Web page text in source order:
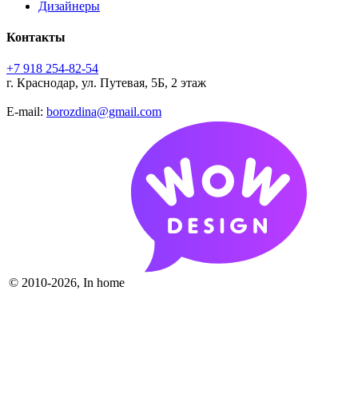
Дизайнеры
Контакты
+7 918 254-82-54
г. Краснодар, ул. Путевая, 5Б, 2 этаж
E-mail: borozdina@gmail.com
© 2010-2026, In home